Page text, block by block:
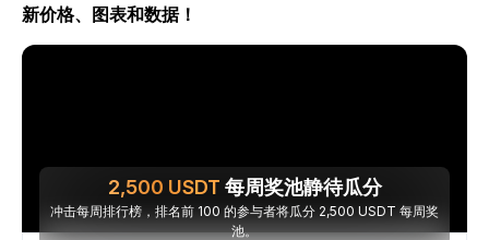
新价格、图表和数据！
2,500 USDT 每周奖池静待瓜分
冲击每周排行榜，排名前 100 的参与者将瓜分 2,500 USDT 每周奖
池。